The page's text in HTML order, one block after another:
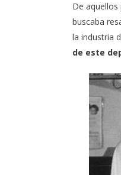
De
buscaba
la industria
de este